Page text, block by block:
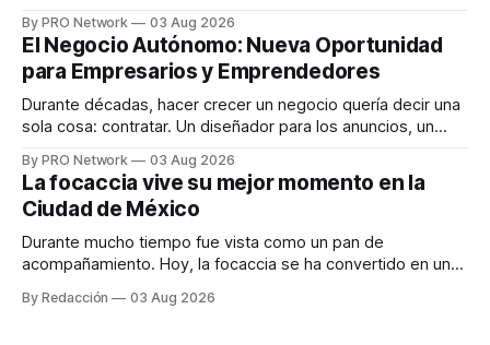
INTERIUS, el problema suele estar en otro lugar. Durante
una entrevista para el podcast SER PRO, el especialista en
marketing digital explicó que
By PRO Network 03 Aug 2026
El Negocio Autónomo: Nueva Oportunidad
para Empresarios y Emprendedores
Durante décadas, hacer crecer un negocio quería decir una
sola cosa: contratar. Un diseñador para los anuncios, un
para los textos, alguien que supiera de publicidad digital
para encontrar prospectos, un vendedor para atender
llamadas y mensajes, y —con suerte— una persona
By PRO Network 03 Aug 2026
La focaccia vive su mejor momento en la
Ciudad de México
Durante mucho tiempo fue vista como un pan de
acompañamiento. Hoy, la focaccia se ha convertido en uno
artesanal, ingredientes de calidad y experiencias que
By Redacción 03 Aug 2026